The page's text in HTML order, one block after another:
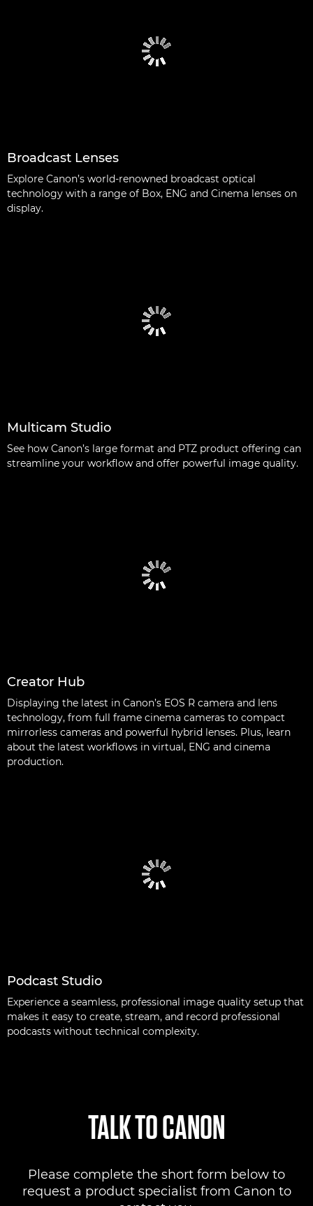
Broadcast Lenses
Explore Canon’s world-renowned broadcast optical
technology with a range of Box, ENG and Cinema lenses on
display.
Multicam Studio
See how Canon’s large format and PTZ product offering can
streamline your workflow and offer powerful image quality.
Creator Hub
Displaying the latest in Canon’s EOS R camera and lens
technology, from full frame cinema cameras to compact
mirrorless cameras and powerful hybrid lenses. Plus, learn
about the latest workflows in virtual, ENG and cinema
production.
Podcast Studio
Experience a seamless, professional image quality setup that
makes it easy to create, stream, and record professional
podcasts without technical complexity.
TALK TO CANON
Please complete the short form below to
request a product specialist from Canon to